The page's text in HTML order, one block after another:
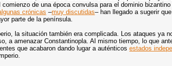
de una época convulsa para el dominio
crónicas –muy discutidas– han llegado a sugerir
parte de la península.
la situación también era complicada. Los ataques ya
a amenazar Constantinopla. Al mismo tiempo, lo que
que acabaron dando lugar a auténticosestados